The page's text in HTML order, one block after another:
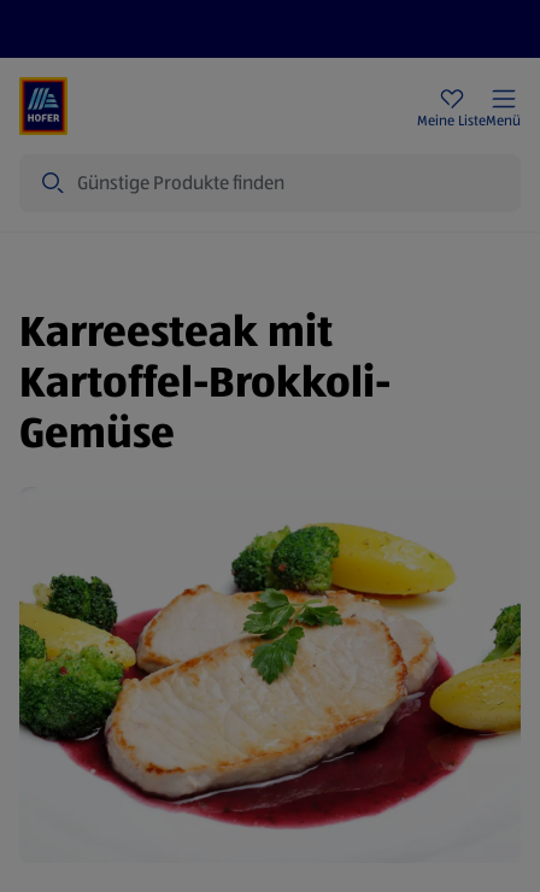
Meine ListeMenü
Karreesteak mit
Kartoffel-Brokkoli-
Gemüse